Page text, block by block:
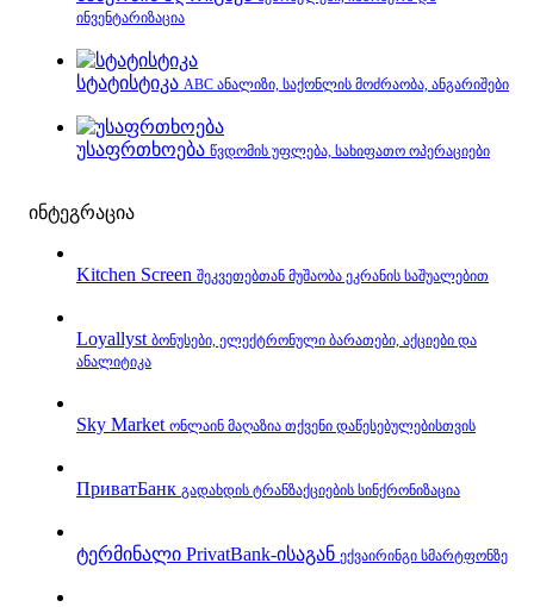
ინვენტარიზაცია
სტატისტიკა ABC ანალიზი, საქონლის მოძრაობა, ანგარიშები
უსაფრთხოება წვდომის უფლება, სახიფათო ოპერაციები
ინტეგრაცია
Kitchen Screen შეკვეთებთან მუშაობა ეკრანის საშუალებით
Loyallyst ბონუსები, ელექტრონული ბარათები, აქციები და
ანალიტიკა
Sky Market ონლაინ მაღაზია თქვენი დაწესებულებისთვის
ПриватБанк გადახდის ტრანზაქციების სინქრონიზაცია
ტერმინალი PrivatBank‑ისაგან ექვაირინგი სმარტფონზე